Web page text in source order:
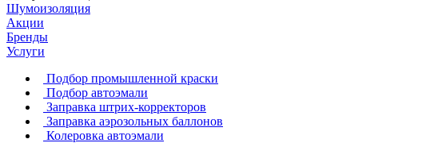
Шумоизоляция
Акции
Бренды
Услуги
Подбор промышленной краски
Подбор автоэмали
Заправка штрих-корректоров
Заправка аэрозольных баллонов
Колеровка автоэмали